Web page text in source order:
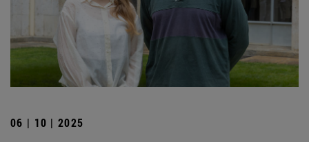
06 | 10 | 2025